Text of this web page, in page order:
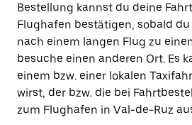
Bestellung kannst du deine
Flughafen bestätigen, sobald
nach einem langen Flug zu
besuche einen anderen Ort. Es
einem bzw. einer lokalen
wirst, der bzw. die bei
zum Flughafen in Val-de-Ruz